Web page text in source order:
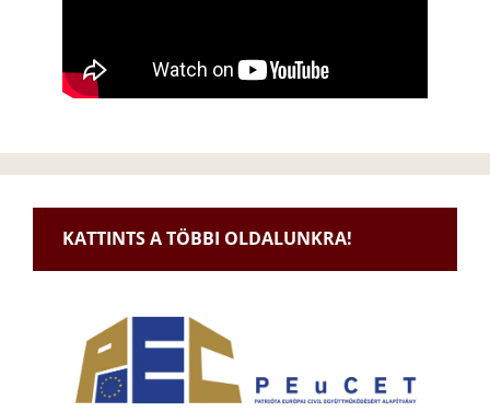
KATTINTS A TÖBBI OLDALUNKRA!